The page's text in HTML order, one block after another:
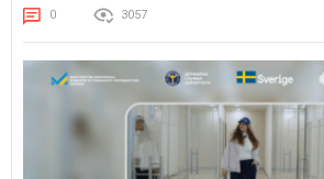
0 3057